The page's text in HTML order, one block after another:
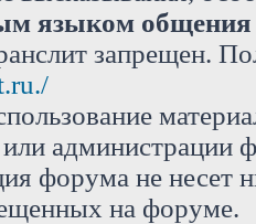
языком общения
запрещен.
или администрации
форума не несет
на форуме.